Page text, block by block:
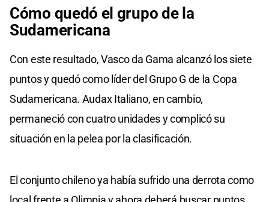
Cómo quedó el grupo de la
Sudamericana
Con este resultado, Vasco da Gama alcanzó los siete
puntos y quedó como líder del Grupo G de la Copa
Sudamericana. Audax Italiano, en cambio,
permaneció con cuatro unidades y complicó su
situación en la pelea por la clasificación.
El conjunto chileno ya había sufrido una derrota como